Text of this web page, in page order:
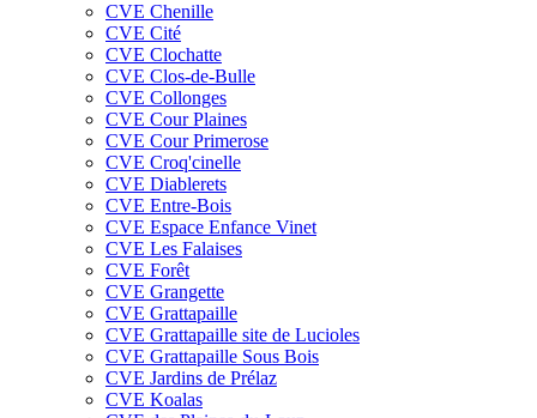
CVE Chenille
CVE Cité
CVE Clochatte
CVE Clos-de-Bulle
CVE Collonges
CVE Cour Plaines
CVE Cour Primerose
CVE Croq'cinelle
CVE Diablerets
CVE Entre-Bois
CVE Espace Enfance Vinet
CVE Les Falaises
CVE Forêt
CVE Grangette
CVE Grattapaille
CVE Grattapaille site de Lucioles
CVE Grattapaille Sous Bois
CVE Jardins de Prélaz
CVE Koalas